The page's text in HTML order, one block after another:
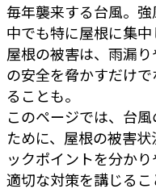
毎年襲来する台風。
中でも特に屋根に集中
屋根の被害は、雨漏
の安全を脅かすだけ
ることも。
このページでは、台
ために、屋根の被害
ックポイントを分かり
適切な対策を講じる